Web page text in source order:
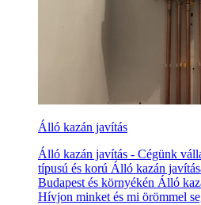
Álló kazán javítás
Álló kazán javítás - Cégünk
típusú és korú Álló kazán
Budapest és környékén Álló
Hívjon minket és mi örömmel